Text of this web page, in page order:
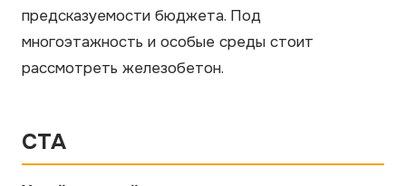
предсказуемости бюджета. Под
многоэтажность и особые среды стоит
рассмотреть железобетон.
CTA